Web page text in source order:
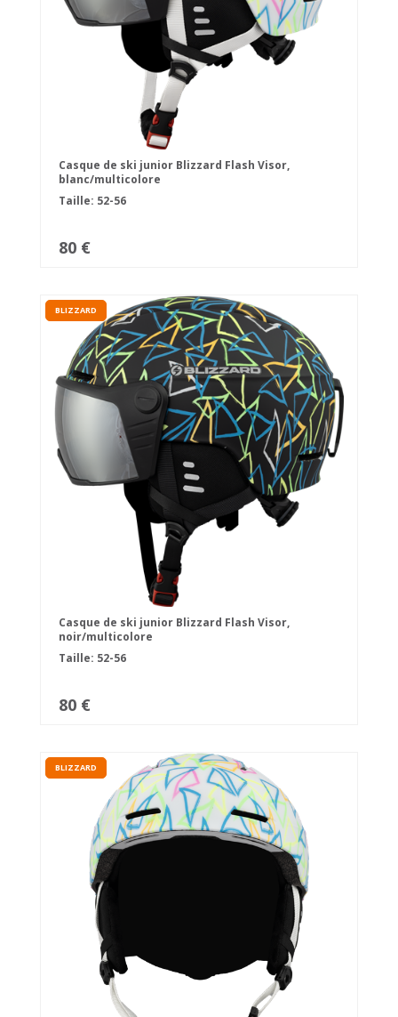
Casque de ski junior Blizzard Flash Visor,
blanc/multicolore
Taille: 52-56
80 €
BLIZZARD
Casque de ski junior Blizzard Flash Visor,
noir/multicolore
Taille: 52-56
80 €
BLIZZARD